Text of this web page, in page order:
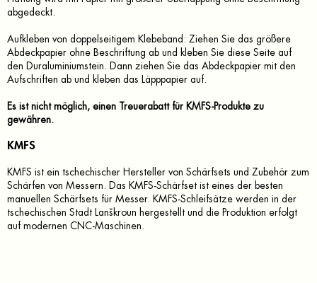
abgedeckt.
Aufkleben von doppelseitigem Klebeband: Ziehen Sie das größere
Abdeckpapier ohne Beschriftung ab und kleben Sie diese Seite auf
den Duraluminiumstein. Dann ziehen Sie das Abdeckpapier mit den
Aufschriften ab und kleben das Läpppapier auf.
Es ist nicht möglich, einen Treuerabatt für KMFS-Produkte zu
gewähren.
KMFS
KMFS ist ein tschechischer Hersteller von Schärfsets und Zubehör zum
Schärfen von Messern. Das KMFS-Schärfset ist eines der besten
manuellen Schärfsets für Messer. KMFS-Schleifsätze werden in der
tschechischen Stadt Lanškroun hergestellt und die Produktion erfolgt
auf modernen CNC-Maschinen.